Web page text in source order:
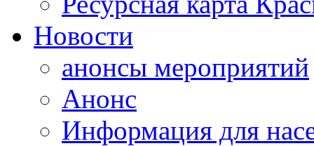
Новости
анонсы мероприятий
Анонс
Информация для